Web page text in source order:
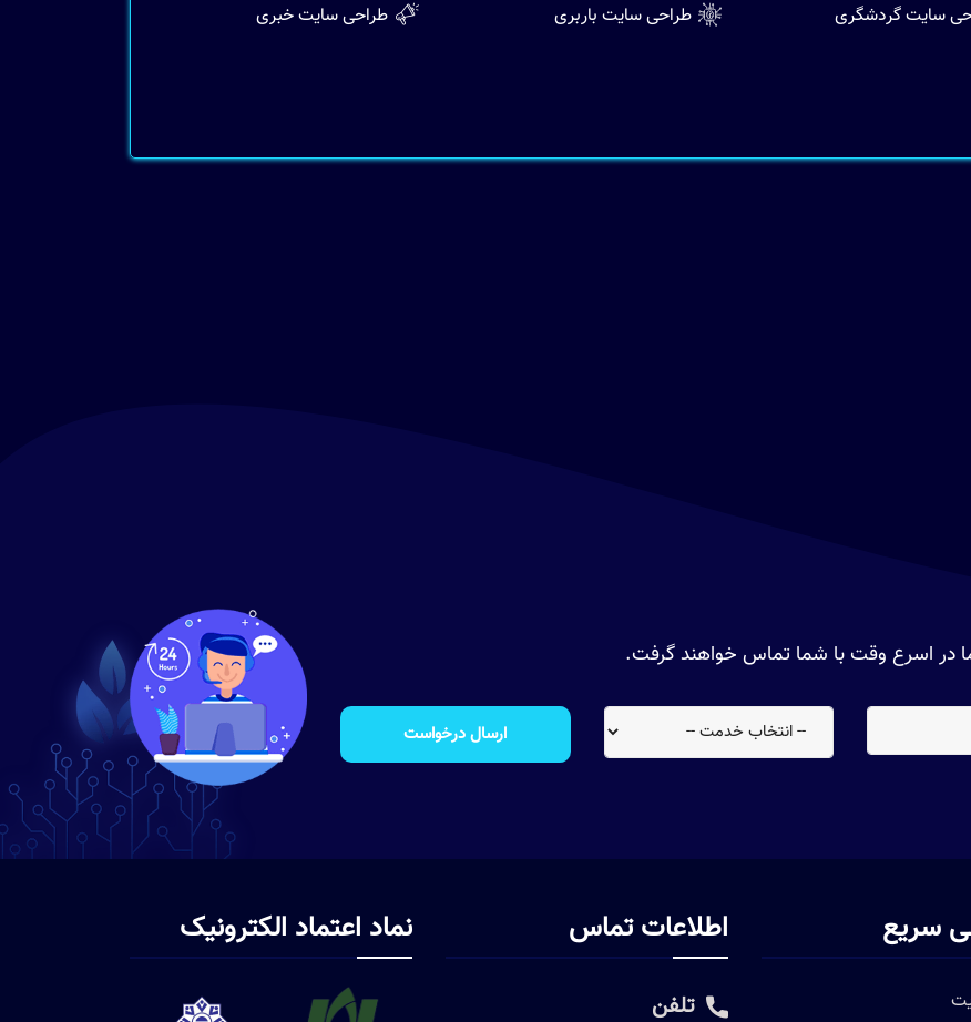
سایت گردشگری طراحی سايت باربری طراحی سایت خبری
ما در اسرع وقت با شما تماس خواهند گرفت.
ارسال درخواست
سریع اطلاعات تماس
تلفن
نماد اعتماد الکترونیک